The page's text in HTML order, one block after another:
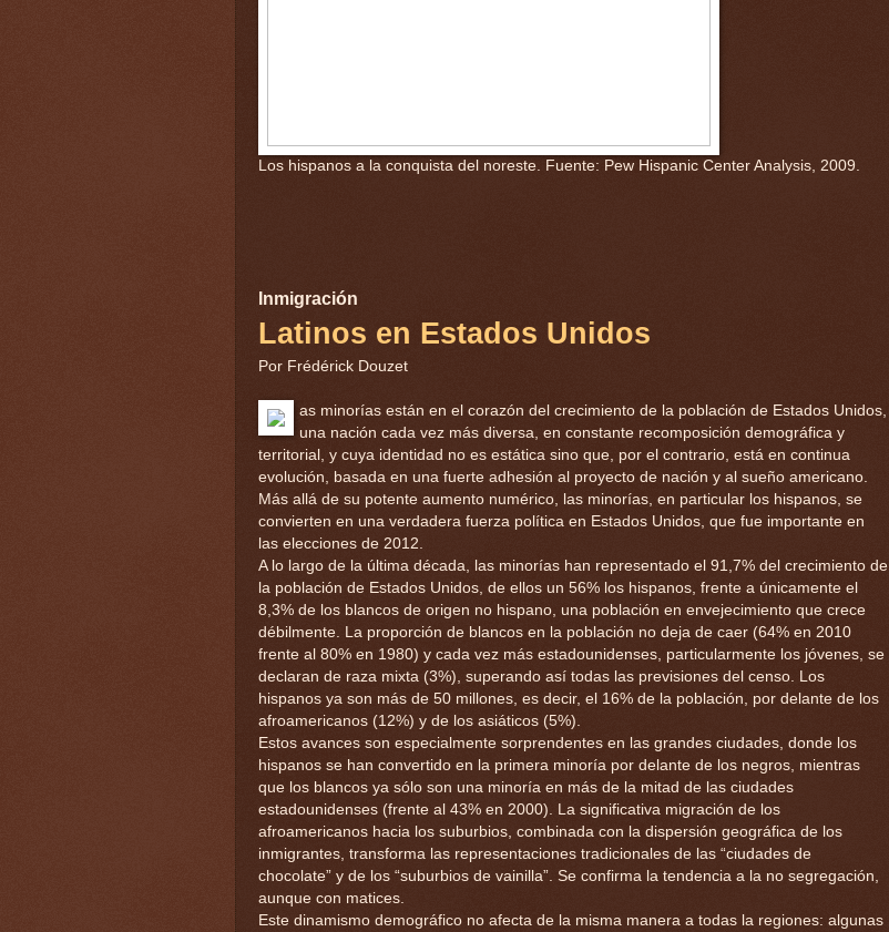
Los hispanos a la conquista del noreste. Fuente: Pew Hispanic Center Analysis, 2009.
Inmigración
Latinos en Estados Unidos
Por Frédérick Douzet
as minorías están en el corazón del crecimiento de la población de Estados Unidos,
una nación cada vez más diversa, en constante recomposición demográfica y
territorial, y cuya identidad no es estática sino que, por el contrario, está en continua
evolución, basada en una fuerte adhesión al proyecto de nación y al sueño americano.
Más allá de su potente aumento numérico, las minorías, en particular los hispanos, se
convierten en una verdadera fuerza política en Estados Unidos, que fue importante en
las elecciones de 2012.
A lo largo de la última década, las minorías han representado el 91,7% del crecimiento de
la población de Estados Unidos, de ellos un 56% los hispanos, frente a únicamente el
8,3% de los blancos de origen no hispano, una población en envejecimiento que crece
débilmente. La proporción de blancos en la población no deja de caer (64% en 2010
frente al 80% en 1980) y cada vez más estadounidenses, particularmente los jóvenes, se
declaran de raza mixta (3%), superando así todas las previsiones del censo. Los
hispanos ya son más de 50 millones, es decir, el 16% de la población, por delante de los
afroamericanos (12%) y de los asiáticos (5%).
Estos avances son especialmente sorprendentes en las grandes ciudades, donde los
hispanos se han convertido en la primera minoría por delante de los negros, mientras
que los blancos ya sólo son una minoría en más de la mitad de las ciudades
estadounidenses (frente al 43% en 2000). La significativa migración de los
afroamericanos hacia los suburbios, combinada con la dispersión geográfica de los
inmigrantes, transforma las representaciones tradicionales de las “ciudades de
chocolate” y de los “suburbios de vainilla”. Se confirma la tendencia a la no segregación,
aunque con matices.
Este dinamismo demográfico no afecta de la misma manera a todas la regiones: algunas